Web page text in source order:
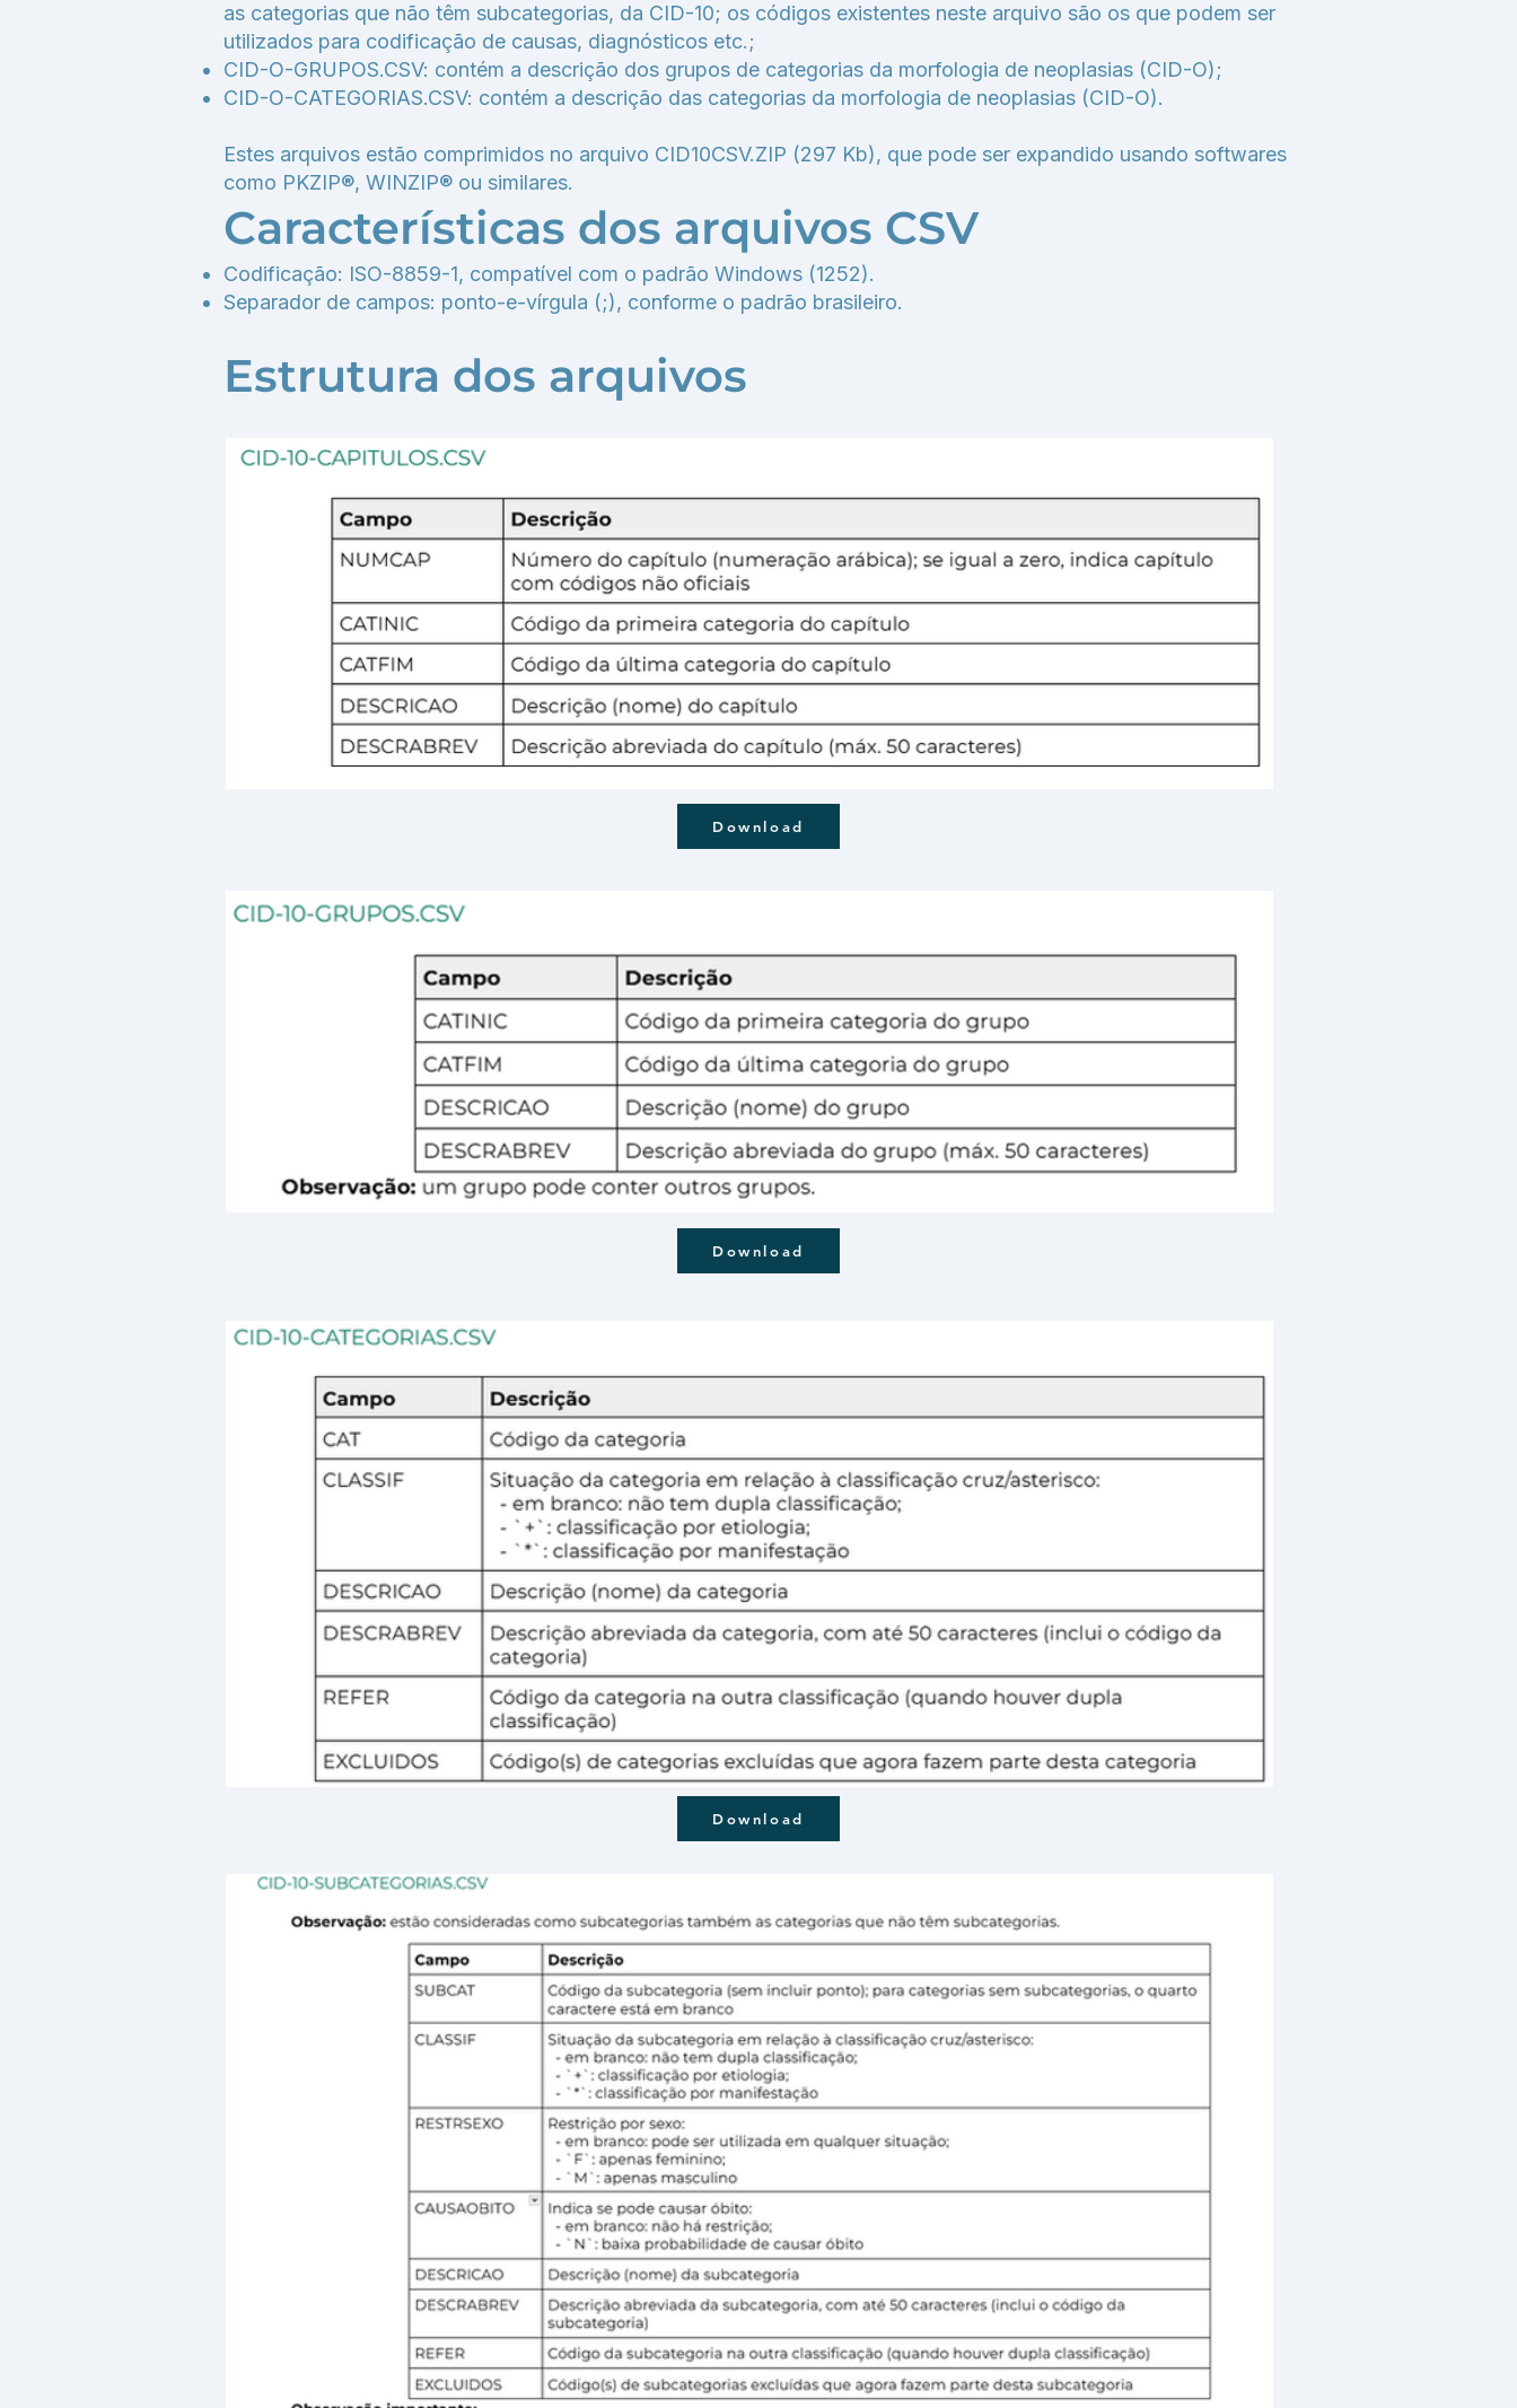
as categorias que não têm subcategorias, da CID-10; os códigos existentes neste arquivo são os que podem ser
utilizados para codificação de causas, diagnósticos etc.;
CID-O-GRUPOS.CSV: contém a descrição dos grupos de categorias da morfologia de neoplasias (CID-O);
CID-O-CATEGORIAS.CSV: contém a descrição das categorias da morfologia de neoplasias (CID-O).
Estes arquivos estão comprimidos no arquivo CID10CSV.ZIP (297 Kb), que pode ser expandido usando softwares
como PKZIP®, WINZIP® ou similares.
Características dos arquivos CSV
Codificação: ISO-8859-1, compatível com o padrão Windows (1252).
Separador de campos: ponto-e-vírgula (;), conforme o padrão brasileiro.
Estrutura dos arquivos
Download
Download
Download